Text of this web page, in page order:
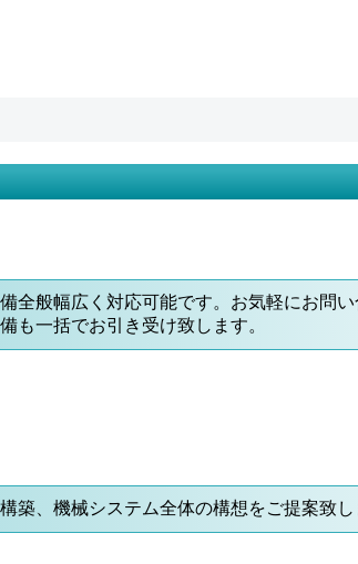
全般幅広く対応可能です。お気軽にお問い
も一括でお引き受け致します。
築、機械システム全体の構想をご提案致し